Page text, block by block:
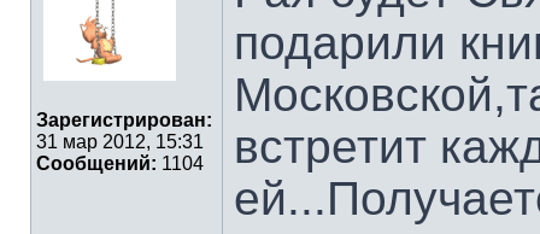
Зарегистрирован:
31 мар 2012, 15:31
Сообщений: 1104
подарили
встретит